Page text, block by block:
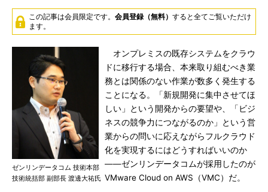
この記事は会員限定です。 会員登録（無料） すると全てご覧いただけ
ます。
ゼンリンデータコム 技術本部
技術統括部 副部長 渡邊大祐氏
オンプレミスの既存システムをクラウ
ドに移行する場合、本来取り組むべき業
務とは関係のない作業が数多く発生する
ことになる。「新規開発に集中させてほ
しい」という開発からの要望や、「ビジ
ネスの競争力につながるのか」という営
業からの問いに応えながらフルクラウド
化を実現するにはどうすればいいのか
――ゼンリンデータコムが採用したのが
VMware Cloud on AWS（VMC）だ。